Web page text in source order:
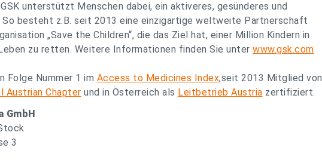
unterstützt Menschen dabei, ein aktiveres, gesünderes und
So besteht z.B. seit 2013 eine einzigartige weltweite Partnerschaft
„Save the Children“, die das Ziel hat, einer Million Kindern in
zu retten. Weitere Informationen finden Sie unter www.gsk.com
Folge Nummer 1 im Access to Medicines Index,seit 2013 Mitglied von
Austrian Chapter und in Österreich als Leitbetrieb Austria zertifiziert.
GmbH
3